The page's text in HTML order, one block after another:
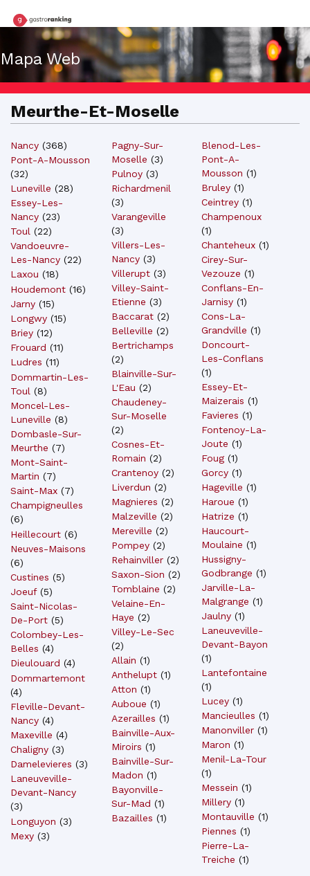
Mapa Web
Meurthe-Et-Moselle
Nancy (368)
Pont-A-Mousson
(32)
Luneville (28)
Essey-Les-
Nancy (23)
Toul (22)
Vandoeuvre-
Les-Nancy (22)
Laxou (18)
Houdemont (16)
Jarny (15)
Longwy (15)
Briey (12)
Frouard (11)
Ludres (11)
Dommartin-Les-
Toul (8)
Moncel-Les-
Luneville (8)
Dombasle-Sur-
Meurthe (7)
Mont-Saint-
Martin (7)
Saint-Max (7)
Champigneulles
(6)
Heillecourt (6)
Neuves-Maisons
(6)
Custines (5)
Joeuf(5)
Saint-Nicolas-
De-Port (5)
Colombey-Les-
Belles (4)
Dieulouard (4)
Dommartemont
(4)
Fleville-Devant-
Nancy (4)
Maxeville (4)
Chaligny (3)
Damelevieres (3)
Laneuveville-
Devant-Nancy
(3)
Longuyon (3)
Mexy (3)
Pagny-Sur-
Moselle (3)
Pulnoy(3)
Richardmenil
(3)
Varangeville
(3)
Villers-Les-
Nancy(3)
Villerupt(3)
Villey-Saint-
Etienne (3)
Baccarat(2)
Belleville (2)
Bertrichamps
(2)
Blainville-Sur-
L'Eau (2)
Chaudeney-
Sur-Moselle
(2)
Cosnes-Et-
Romain (2)
Crantenoy(2)
Liverdun (2)
Magnieres (2)
Malzeville (2)
Mereville (2)
Pompey(2)
Rehainviller(2)
Saxon-Sion (2)
Tomblaine (2)
Velaine-En-
Haye (2)
Villey-Le-Sec
(2)
Allain (1)
Anthelupt(1)
Atton (1)
Auboue (1)
Azerailles (1)
Bainville-Aux-
Miroirs (1)
Bainville-Sur-
Madon (1)
Bayonville-
Sur-Mad (1)
Bazailles (1)
Blenod-Les-
Pont-A-
Mousson (1)
Bruley (1)
Ceintrey (1)
Champenoux
(1)
Chanteheux (1)
Cirey-Sur-
Vezouze (1)
Conflans-En-
Jarnisy (1)
Cons-La-
Grandville (1)
Doncourt-
Les-Conflans
(1)
Essey-Et-
Maizerais (1)
Favieres (1)
Fontenoy-La-
Joute (1)
Foug (1)
Gorcy (1)
Hageville (1)
Haroue (1)
Hatrize (1)
Haucourt-
Moulaine (1)
Hussigny-
Godbrange (1)
Jarville-La-
Malgrange (1)
Jaulny (1)
Laneuveville-
Devant-Bayon
(1)
Lantefontaine
(1)
Lucey (1)
Mancieulles (1)
Manonviller (1)
Maron (1)
Menil-La-Tour
(1)
Messein (1)
Millery (1)
Montauville (1)
Piennes (1)
Pierre-La-
Treiche (1)